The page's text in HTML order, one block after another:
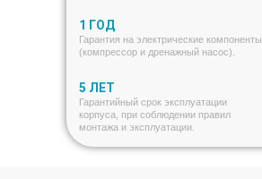
Гарантия на электрические компоненты
(компрессор и дренажный насос).
1 ГОД
Гарантийный срок эксплуатации
корпуса, при соблюдении правил
монтажа и эксплуатации.
5 ЛЕТ